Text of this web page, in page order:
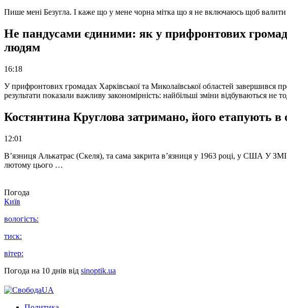
Пише мені Безугла. І каже що у мене чорна мітка що я не включаюсь щоб
Не пандусами єдиними: як у прифронтових
людям
16:18
У прифронтових громадах Харківської та Миколаївської областей завершився
результати показали важливу закономірність: найбільші зміни відбуваються не
Костянтина Круглова затримано, його етапують в
12:01
В’язниця Алькатрас (Скеля), та сама закрита в’язниця у 1963 році, у США У
лютому цього …
Погода
Київ
вологість:
тиск:
вітер:
Погода на 10 днів від sinoptik.ua